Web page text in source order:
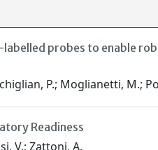
probes to enable
P.; Moglianetti, M.;
Readiness
V.; Zattoni, A.